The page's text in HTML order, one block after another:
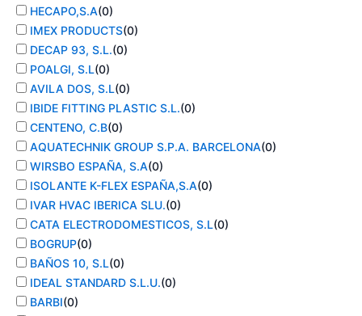
HECAPO,S.A(0)
IMEX PRODUCTS(0)
DECAP 93, S.L.(0)
POALGI, S.L(0)
AVILA DOS, S.L(0)
IBIDE FITTING PLASTIC S.L.(0)
CENTENO, C.B(0)
AQUATECHNIK GROUP S.P.A. BARCELONA(0)
WIRSBO ESPAÑA, S.A(0)
ISOLANTE K-FLEX ESPAÑA,S.A(0)
IVAR HVAC IBERICA SLU.(0)
CATA ELECTRODOMESTICOS, S.L(0)
BOGRUP(0)
BAÑOS 10, S.L(0)
IDEAL STANDARD S.L.U.(0)
BARBI(0)